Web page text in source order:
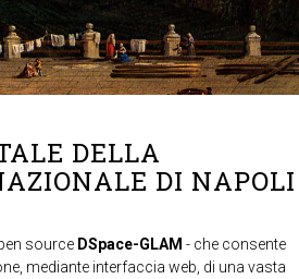
DELLA
DI NAPOLI
source DSpace-GLAM - che consente
mediante interfaccia web, di una vasta